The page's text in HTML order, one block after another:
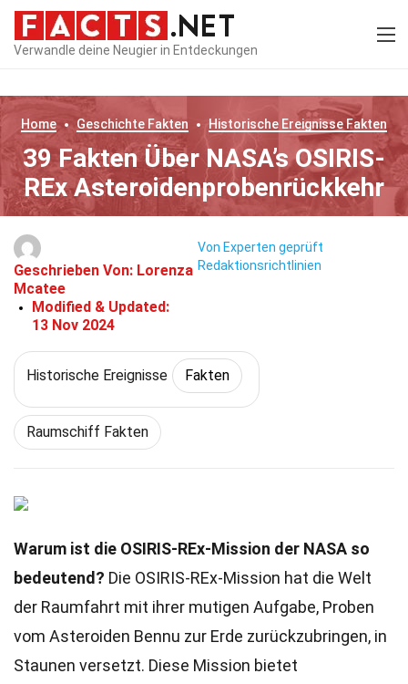
Verwandle deine Neugier in Entdeckungen
Home Geschichte Fakten Historische Ereignisse Fakten
39 Fakten Über NASA’s OSIRIS-
REx Asteroidenprobenrückkehr
Geschrieben Von: Lorenza
Mcatee
Modified & Updated:
13 Nov 2024
Von Experten geprüft
Redaktionsrichtlinien
Historische Ereignisse Fakten
Raumschiff Fakten
Warum ist die OSIRIS-REx-Mission der NASA so
bedeutend? Die OSIRIS-REx-Mission hat die Welt
der Raumfahrt mit ihrer mutigen Aufgabe, Proben
vom Asteroiden Bennu zur Erde zurückzubringen, in
Staunen versetzt. Diese Mission bietet